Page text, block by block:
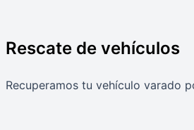
Rescate de vehículos
Recuperamos tu vehículo varado